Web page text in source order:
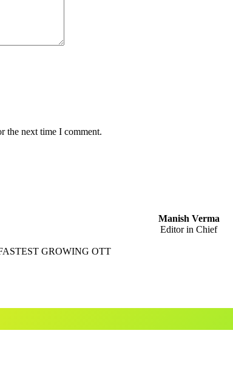
the next time I comment.
Manish Verma
Editor in Chief
GROWING OTT